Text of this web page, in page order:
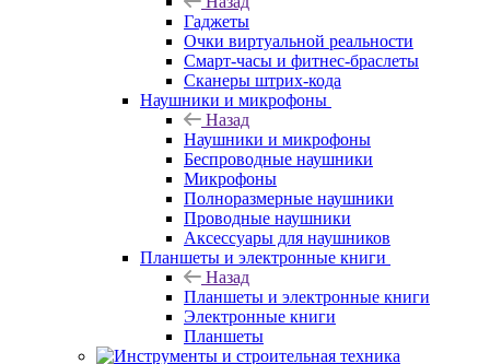
Гаджеты
Очки виртуальной реальности
Смарт-часы и фитнес-браслеты
Сканеры штрих-кода
Наушники и микрофоны
Назад
Наушники и микрофоны
Беспроводные наушники
Микрофоны
Полноразмерные наушники
Проводные наушники
Аксессуары для наушников
Планшеты и электронные книги
Назад
Планшеты и электронные книги
Электронные книги
Планшеты